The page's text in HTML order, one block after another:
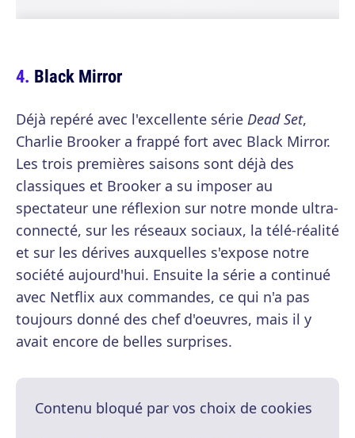
Black Mirror
Déjà repéré avec l'excellente série Dead Set,
Charlie Brooker a frappé fort avec Black Mirror.
Les trois premières saisons sont déjà des
classiques et Brooker a su imposer au
spectateur une réflexion sur notre monde ultra-
connecté, sur les réseaux sociaux, la télé-réalité
et sur les dérives auxquelles s'expose notre
société aujourd'hui. Ensuite la série a continué
avec Netflix aux commandes, ce qui n'a pas
toujours donné des chef d'oeuvres, mais il y
avait encore de belles surprises.
Contenu bloqué par vos choix de cookies